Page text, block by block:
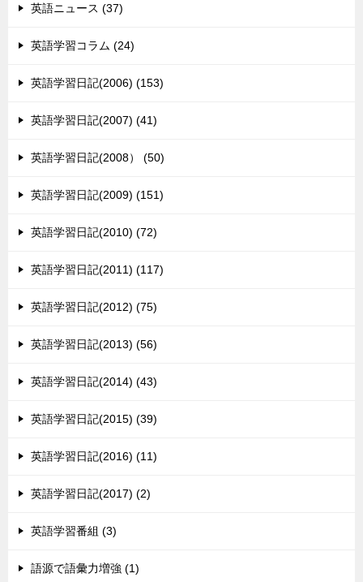
英語ニュース (37)
英語学習コラム (24)
英語学習日記(2006) (153)
英語学習日記(2007) (41)
英語学習日記(2008） (50)
英語学習日記(2009) (151)
英語学習日記(2010) (72)
英語学習日記(2011) (117)
英語学習日記(2012) (75)
英語学習日記(2013) (56)
英語学習日記(2014) (43)
英語学習日記(2015) (39)
英語学習日記(2016) (11)
英語学習日記(2017) (2)
英語学習番組 (3)
語源で語彙力増強 (1)